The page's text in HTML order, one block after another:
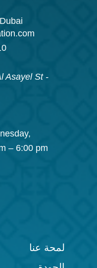
Asayel St -
– 6:00 pm
لمحة عنا